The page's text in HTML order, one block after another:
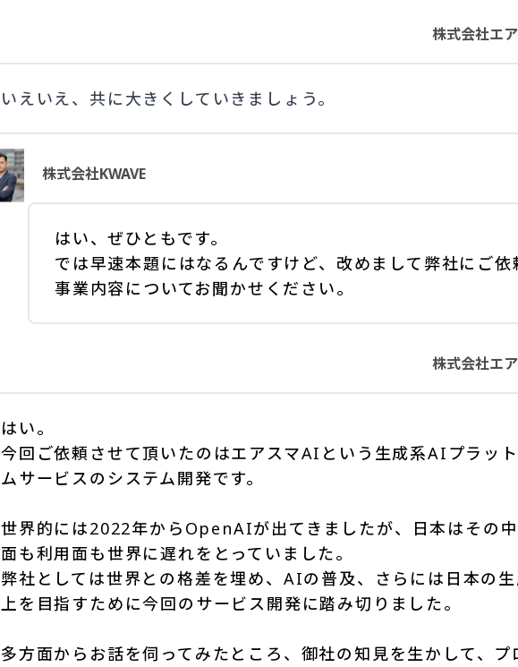
株式会社エ
いえいえ、共に大きくしていきましょう。
株式会社KWAVE
はい、ぜひともです。
では早速本題にはなるんですけど、改めまして弊社にご依
事業内容についてお聞かせください。
株式会社エ
はい。
今回ご依頼させて頂いたのはエアスマAIという生成系AIプラッ
ムサービスのシステム開発です。
世界的には2022年からOpenAIが出てきましたが、日本はその
面も利用面も世界に遅れをとっていました。
弊社としては世界との格差を埋め、AIの普及、さらには日本の生
上を目指すために今回のサービス開発に踏み切りました。
多方面からお話を伺ってみたところ、御社の知見を生かして、プ